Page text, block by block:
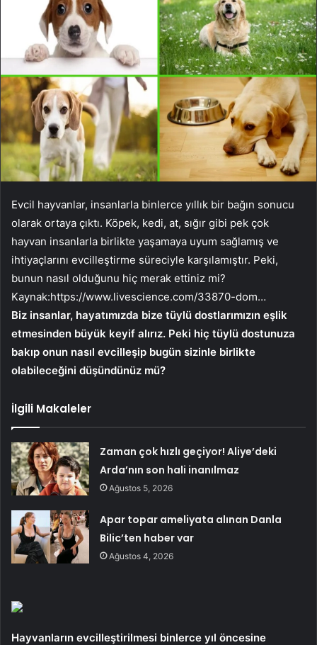
Evcil hayvanlar, insanlarla binlerce yıllık bir bağın sonucu
olarak ortaya çıktı. Köpek, kedi, at, sığır gibi pek çok
hayvan insanlarla birlikte yaşamaya uyum sağlamış ve
ihtiyaçlarını evcilleştirme süreciyle karşılamıştır. Peki,
bunun nasıl olduğunu hiç merak ettiniz mi?
Kaynak:https://www.livescience.com/33870-dom…
Biz insanlar, hayatımızda bize tüylü dostlarımızın eşlik
etmesinden büyük keyif alırız. Peki hiç tüylü dostunuza
bakıp onun nasıl evcilleşip bugün sizinle birlikte
olabileceğini düşündünüz mü?
İlgili Makaleler
Zaman çok hızlı geçiyor! Aliye’deki
Arda’nın son hali inanılmaz
Ağustos 5, 2026
Apar topar ameliyata alınan Danla
Bilic’ten haber var
Ağustos 4, 2026
Hayvanların evcilleştirilmesi binlerce yıl öncesine